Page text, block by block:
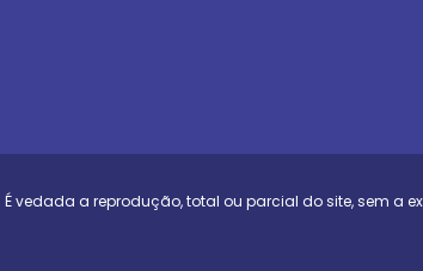
É vedada a reprodução, total ou parcial do site, sem a